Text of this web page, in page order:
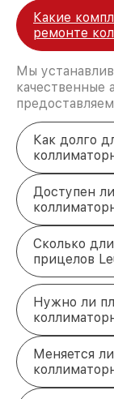
Какие
ремонте
Мы
качественные
Как долго
Доступен
Сколько
прицелов
Нужно ли
Меняется